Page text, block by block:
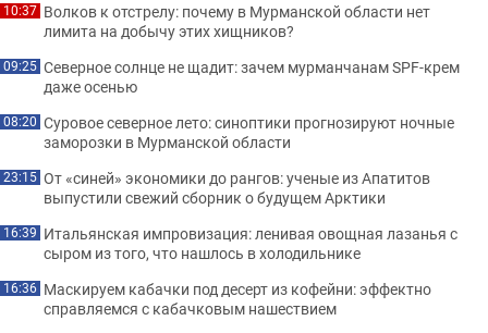
10:37 Волков к отстрелу: почему в Мурманской области нет
лимита на добычу этих хищников?
09:25 Северное солнце не щадит: зачем мурманчанам SPF-крем
даже осенью
08:20 Суровое северное лето: синоптики прогнозируют ночные
заморозки в Мурманской области
23:15 От «синей» экономики до рангов: ученые из Апатитов
выпустили свежий сборник о будущем Арктики
16:39 Итальянская импровизация: ленивая овощная лазанья с
сыром из того, что нашлось в холодильнике
16:36 Маскируем кабачки под десерт из кофейни: эффектно
справляемся с кабачковым нашествием